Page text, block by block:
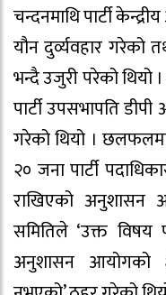
चन्दनमाथि पार्टी
यौन दुर्व्यवहार गरेको
भन्दै उजुरी परेको
पार्टी उपसभापति
गरेको थियो ।
२० जना पार्टी
राखिएको
समितिले ‘उक्त विषय
अनुशासन आयोगको